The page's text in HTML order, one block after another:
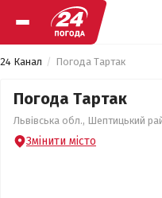
24 Канал Погода Тартак
Погода Тартак
Львівська обл., Шептицький
Змінити місто